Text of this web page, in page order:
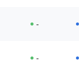
-
-